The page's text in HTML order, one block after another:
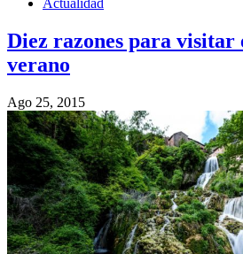
Actualidad
Diez razones para visitar
verano
Ago 25, 2015